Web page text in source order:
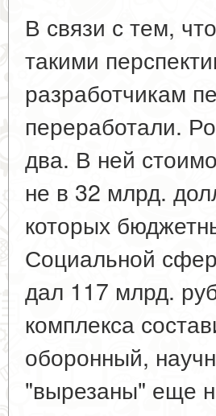
В связи с тем,
такими
разработчикам
переработали.
два. В ней
не в 32 млрд.
которых
Социальной
дал 117 млрд.
комплекса
оборонный,
"вырезаны" еще